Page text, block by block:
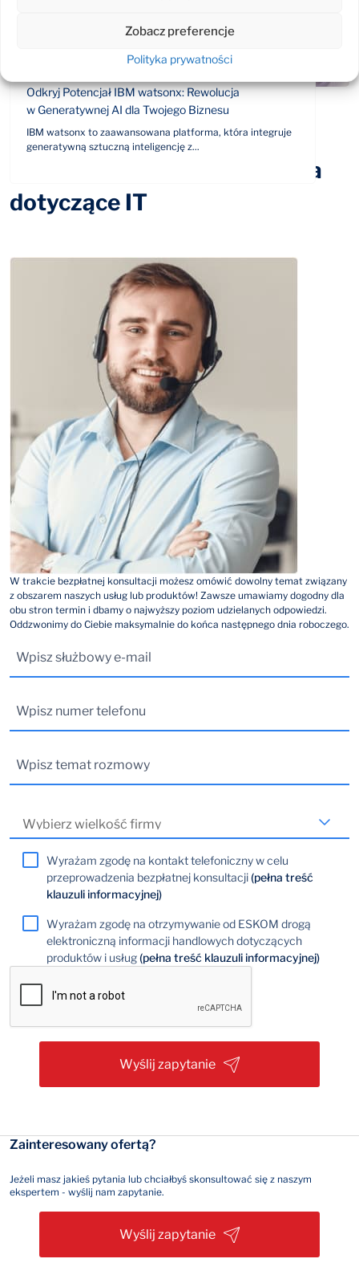
Zobacz preferencje
Polityka prywatności
Odkryj Potencjał IBM watsonx: Rewolucja
w Generatywnej AI dla Twojego Biznesu
IBM watsonx to zaawansowana platforma, która integruje
generatywną sztuczną inteligencję z...
Odpowiemy na Twoje pytania
dotyczące IT
W trakcie bezpłatnej konsultacji możesz omówić dowolny temat związany
z obszarem naszych usług lub produktów! Zawsze umawiamy dogodny dla
obu stron termin i dbamy o najwyższy poziom udzielanych odpowiedzi.
Oddzwonimy do Ciebie maksymalnie do końca następnego dnia roboczego.
Wyrażam zgodę na kontakt telefoniczny w celu
przeprowadzenia bezpłatnej konsultacji(pełna treść
klauzuli informacyjnej)
Wyrażam zgodę na otrzymywanie od ESKOM drogą
elektroniczną informacji handlowych dotyczących
produktów i usług(pełna treść klauzuli informacyjnej)
Wyślij zapytanie
Zainteresowany ofertą?
Jeżeli masz jakieś pytania lub chciałbyś skonsultować się z naszym
ekspertem - wyślij nam zapytanie.
Wyślij zapytanie